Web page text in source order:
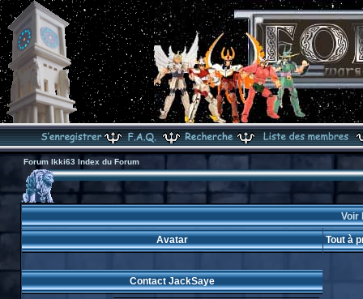
Forum Ikki63 Index du Forum
Voir
Avatar Tout à
Contact JackSaye